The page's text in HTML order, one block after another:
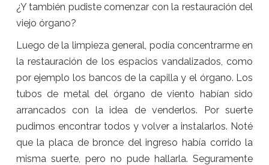
¿Y también pudiste comenzar con la restauración del
viejo órgano?
Luego de la limpieza general, podía concentrarme en
la restauración de los espacios vandalizados, como
por ejemplo los bancos de la capilla y el órgano. Los
tubos de metal del órgano de viento habían sido
arrancados con la idea de venderlos. Por suerte
pudimos encontrar todos y volver a instalarlos. Noté
que la placa de bronce del ingreso había corrido la
misma suerte, pero no pude hallarla. Seguramente